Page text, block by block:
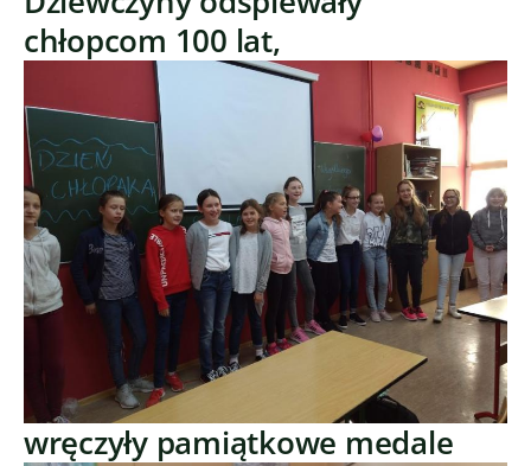
chłopcom 100 lat,
wręczyły pamiątkowe medale